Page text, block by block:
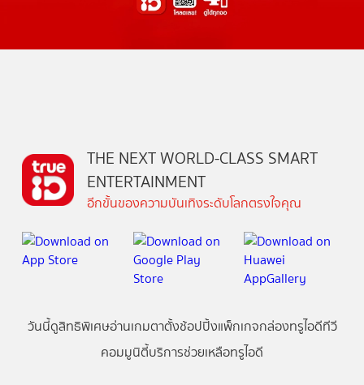
THE NEXT WORLD-CLASS SMART
ENTERTAINMENT
อีกขั้นของความบันเทิงระดับโลกตรงใจคุณ
วันนี้ดูสิทธิพิเศษอ่านเกมตาตั้งช้อปปิ้งแพ็กเกจกล่องทรูไอดีทีวี
คอมมูนิตี้บริการช่วยเหลือทรูไอดี